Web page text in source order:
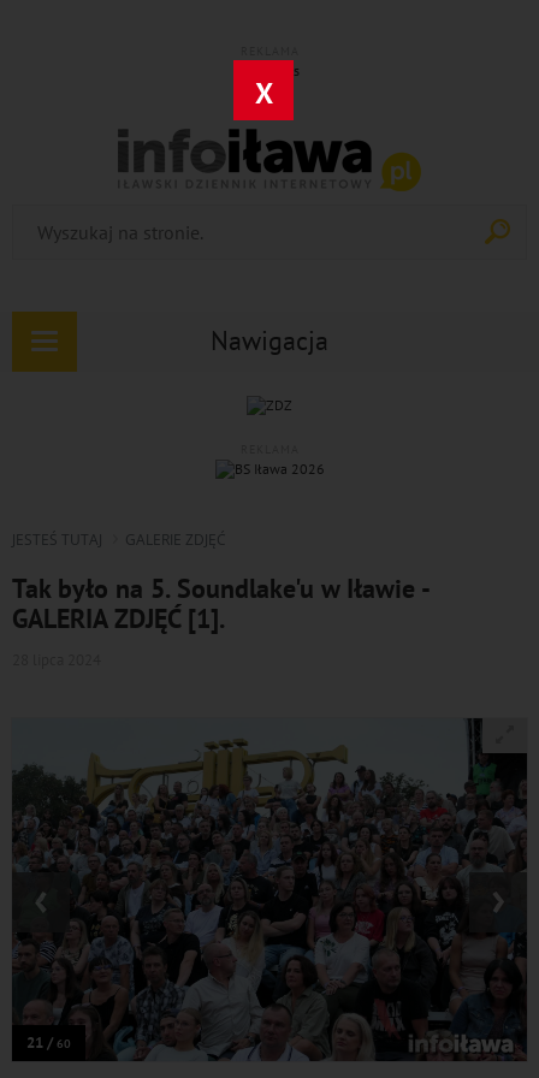
X
Nawigacja
Rozwiń
JESTEŚ TUTAJ GALERIE ZDJĘĆ
Tak było na 5. Soundlake'u w Iławie -
GALERIA ZDJĘĆ [1].
21 / 60
‹ ›